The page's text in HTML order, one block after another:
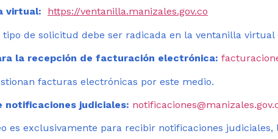
virtual: https://ventanilla.manizales.gov.co
de solicitud debe ser radicada en la ventanilla virtual
la recepción de facturación electrónica:
facturas electrónicas por este medio.
notificaciones judiciales:
es exclusivamente para recibir notificaciones judiciales,